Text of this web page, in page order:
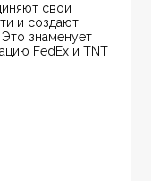
свои
и создают
знаменует
FedEx и TNT